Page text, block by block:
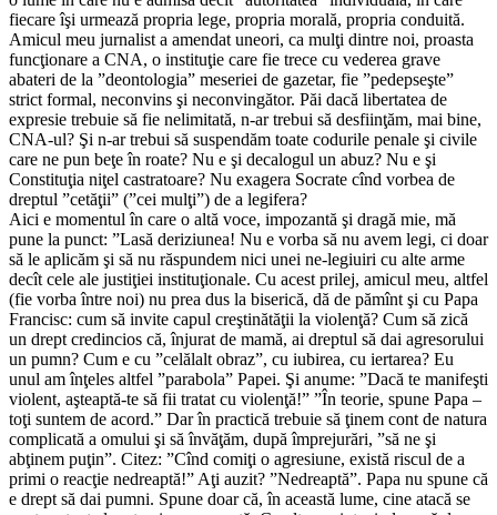
fiecare îşi urmează propria lege, propria morală, propria conduită.
Amicul meu jurnalist a amendat uneori, ca mulţi dintre noi, proasta
funcţionare a CNA, o instituţie care fie trece cu vederea grave
abateri de la ”deontologia” meseriei de gazetar, fie ”pedepseşte”
strict formal, neconvins şi neconvingător. Păi dacă libertatea de
expresie trebuie să fie nelimitată, n-ar trebui să desfiinţăm, mai bine,
CNA-ul? Şi n-ar trebui să suspendăm toate codurile penale şi civile
care ne pun beţe în roate? Nu e şi decalogul un abuz? Nu e şi
Constituţia niţel castratoare? Nu exagera Socrate cînd vorbea de
dreptul ”cetăţii” (”cei mulţi”) de a legifera?
Aici e momentul în care o altă voce, impozantă şi dragă mie, mă
pune la punct: ”Lasă deriziunea! Nu e vorba să nu avem legi, ci doar
să le aplicăm şi să nu răspundem nici unei ne-legiuiri cu alte arme
decît cele ale justiţiei instituţionale. Cu acest prilej, amicul meu, altfel
(fie vorba între noi) nu prea dus la biserică, dă de pămînt şi cu Papa
Francisc: cum să invite capul creştinătăţii la violenţă? Cum să zică
un drept credincios că, înjurat de mamă, ai dreptul să dai agresorului
un pumn? Cum e cu ”celălalt obraz”, cu iubirea, cu iertarea? Eu
unul am înţeles altfel ”parabola” Papei. Şi anume: ”Dacă te manifeşti
violent, aşteaptă-te să fii tratat cu violenţă!” ”În teorie, spune Papa –
toţi suntem de acord.” Dar în practică trebuie să ţinem cont de natura
complicată a omului şi să învăţăm, după împrejurări, ”să ne şi
abţinem puţin”. Citez: ”Cînd comiţi o agresiune, există riscul de a
primi o reacţie nedreaptă!” Aţi auzit? ”Nedreaptă”. Papa nu spune că
e drept să dai pumni. Spune doar că, în această lume, cine atacă se